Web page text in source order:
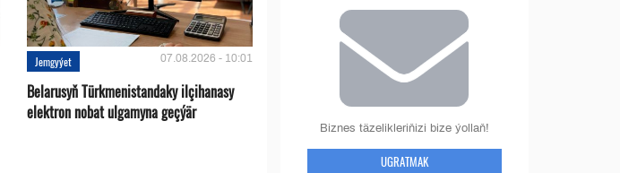
Jemgyýet 07.08.2026 - 10:01
Belarusyň Türkmenistandaky ilçihanasy
elektron nobat ulgamyna geçýär
Biznes täzelikleriňizi bize ýollaň!
UGRATMAK